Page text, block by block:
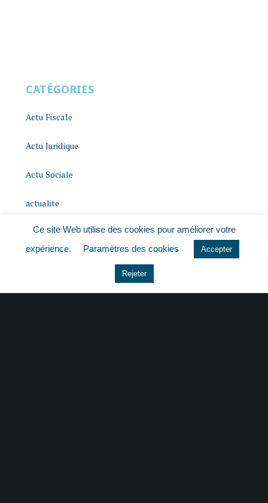
CATÉGORIES
Actu Fiscale
Actu Juridique
Actu Sociale
actualite
histoire
Ce site Web utilise des cookies pour améliorer votre
expérience.
Paramètres des cookies Accepter
Rejeter